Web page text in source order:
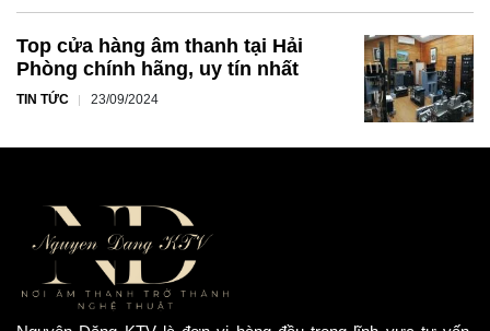
Top cửa hàng âm thanh tại Hải
Phòng chính hãng, uy tín nhất
TIN TỨC 23/09/2024